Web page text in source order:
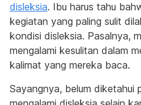
disleksia. Ibu harus tahu
kegiatan yang paling sulit
kondisi disleksia. Pasalnya,
mengalami kesulitan dalam
kalimat yang mereka baca.
Sayangnya, belum diketahui